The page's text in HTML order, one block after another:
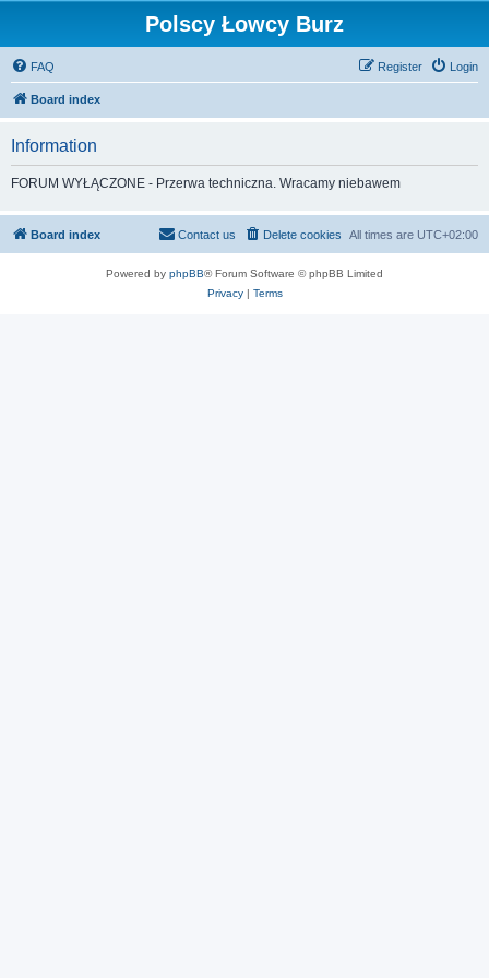
Polscy Łowcy Burz
FAQ Login
Register
Board index
Information
FORUM WYŁĄCZONE - Przerwa techniczna. Wracamy niebawem
Board index All times are UTC+02:00
Delete cookies
Contact us
Powered by phpBB® Forum Software © phpBB Limited
Privacy| Terms